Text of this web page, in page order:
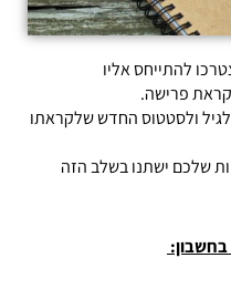
להתייחס אליו
פרישה.
לגיל ולסטטוס החדש שלקראתו
שלכם ישתנו בשלב הזה